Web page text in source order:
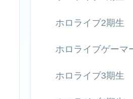
ホロライブ2期生
ホロライブゲーマ
ホロライブ3期生